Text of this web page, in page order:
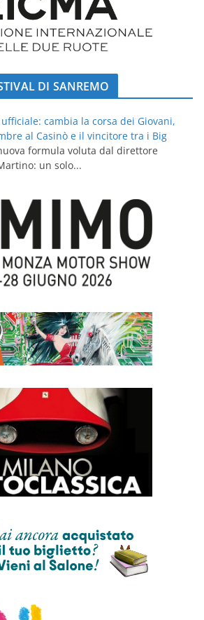
DI SANREMO
cambia la corsa dei Giovani,
al Casinò e il vincitore tra i Big
formula voluta dal direttore
un solo...